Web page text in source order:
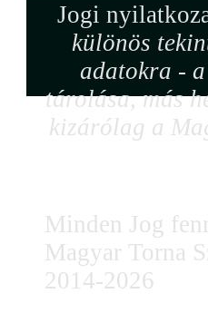
Jogi
különös
adatokra -
tárolása, más
kizárólag a
Minden Jog
Magyar Torna
2014-2026